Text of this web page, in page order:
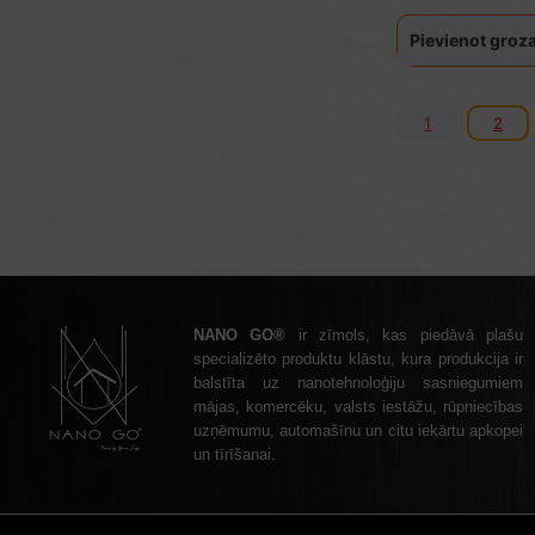
Pievienot
1 2
NANO GO® ir zīmols, kas piedāvā plašu
specializēto produktu klāstu, kura produkcija ir
balstīta uz nanotehnoloģiju sasniegumiem
mājas, komercēku, valsts iestāžu, rūpniecības
uzņēmumu, automašīnu un citu iekārtu apkopei
un tīrīšanai.